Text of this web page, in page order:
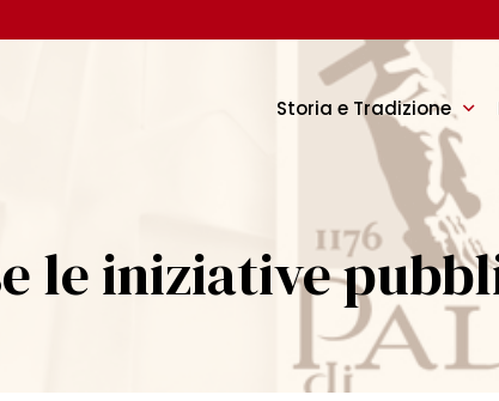
Storia e Tradizione
le iniziative